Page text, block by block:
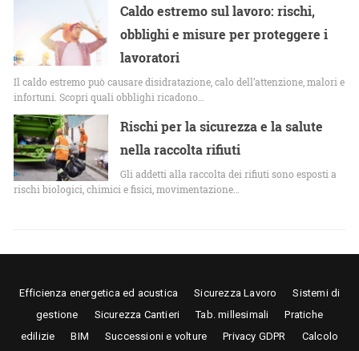
Caldo estremo sul lavoro: rischi,
obblighi e misure per proteggere i
lavoratori
Il caldo estremo può causare disidratazione, calo dell’attenzione, malori e
infortuni. Scopri quali obblighi ricadono…
Rischi per la sicurezza e la salute
nella raccolta rifiuti
Gli addetti alla raccolta dei rifiuti sono esposti a
rischi biologici, chimici e fisici, movimentazione…
Efficienza energetica ed acustica Sicurezza Lavoro
Sistemi di
gestione
Sicurezza Cantieri Tab. millesimali
Pratiche
edilizie
BIM Successioni e volture Privacy GDPR
Calcolo